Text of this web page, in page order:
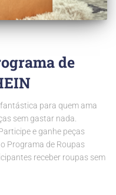
de
para quem ama
sem gastar nada.
e ganhe peças
Programa de Roupas
receber roupas sem